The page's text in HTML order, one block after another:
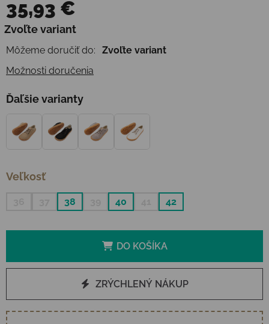
35,93 €
Jednotková cena:
Zvoľte variant
Môžeme doručiť do:
Zvoľte variant
Možnosti doručenia
Ďaľšie varianty
Veľkosť
38 40 42
DO KOŠÍKA
ZRÝCHLENÝ NÁKUP